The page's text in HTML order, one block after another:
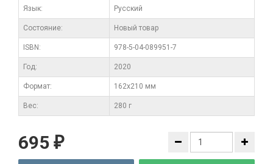
Язык: Русский
Состояние: Новый товар
ISBN: 978-5-04-089951-7
Год: 2020
Формат: 162x210 мм
Вес: 280 г
695 ₽